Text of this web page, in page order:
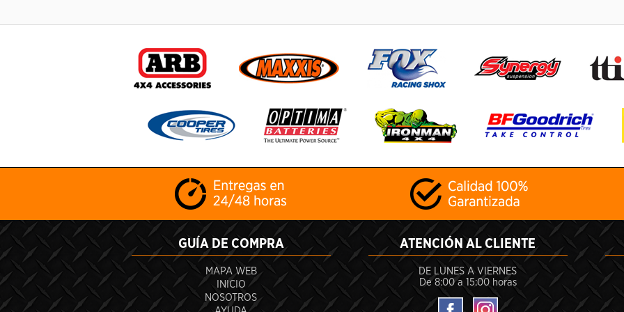
GUÍA DE COMPRA
MAPA WEB
INICIO
NOSOTROS
ATENCIÓN AL CLIENTE
DE LUNES A VIERNES
De 8:00 a 15:00 horas